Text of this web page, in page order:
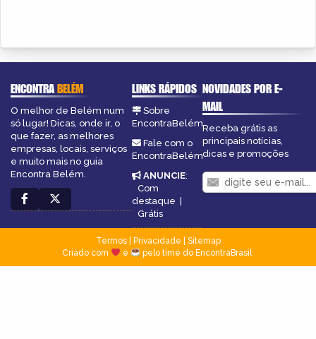
ENCONTRABELÉM
O melhor de Belém num
só lugar! Dicas, onde ir, o
que fazer, as melhores
empresas, locais, serviços
e muito mais no guia
Encontra Belém.
LINKS RÁPIDOS
Sobre
EncontraBelém
Fale com o
EncontraBelém
ANUNCIE:
Com
destaque
Grátis
NOVIDADES POR E-
MAIL
Receba grátis as
principais notícias,
dicas e promoções
Termos| Privacidade
Sitemap
Criado com
e pelo time do EncontraBrasil